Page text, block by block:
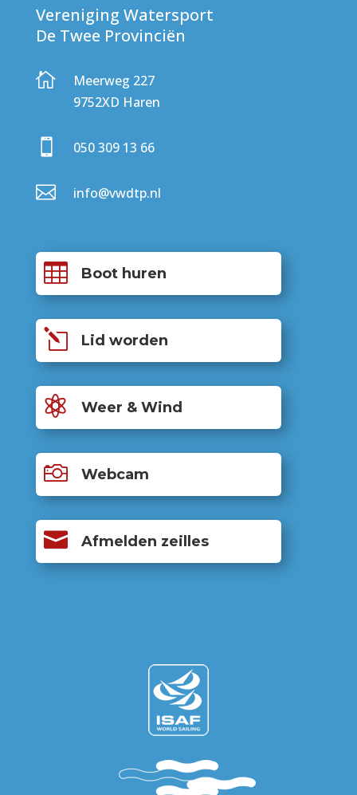
Vereniging Watersport
De Twee Provinciën

Meerweg 227
9752XD Haren
 050 309 13 66
 info@vwdtp.nl
 Boot huren
l Lid worden
 Weer & Wind
 Webcam
 Afmelden zeilles